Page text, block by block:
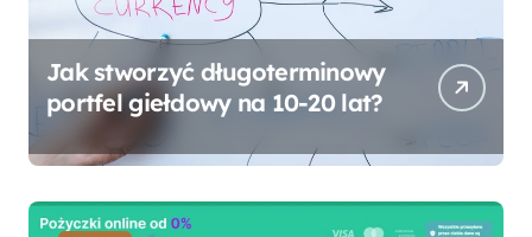
Jak stworzyć długoterminowy
portfel giełdowy na 10-20 lat?